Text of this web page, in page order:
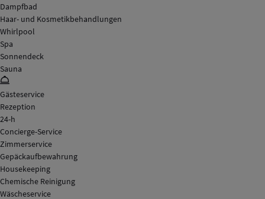
Dampfbad
Haar- und Kosmetikbehandlungen
Whirlpool
Spa
Sonnendeck
Sauna
Gästeservice
Rezeption
24-h
Concierge-Service
Zimmerservice
Gepäckaufbewahrung
Housekeeping
Chemische Reinigung
Wäscheservice